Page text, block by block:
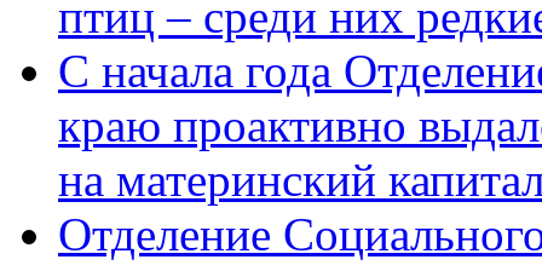
птиц – среди них
С начала года
краю проактивно
на материнский
Отделение